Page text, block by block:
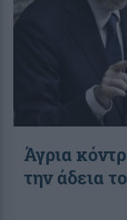
Άγρια
την άδεια